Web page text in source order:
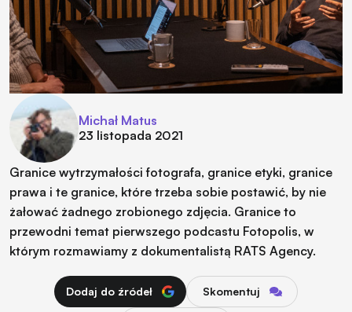
Michał Matus
23 listopada 2021
Granice wytrzymałości fotografa, granice etyki, granice
prawa i te granice, które trzeba sobie postawić, by nie
żałować żadnego zrobionego zdjęcia. Granice to
przewodni temat pierwszego podcastu Fotopolis, w
którym rozmawiamy z dokumentalistą RATS Agency.
Dodaj do źródeł Skomentuj